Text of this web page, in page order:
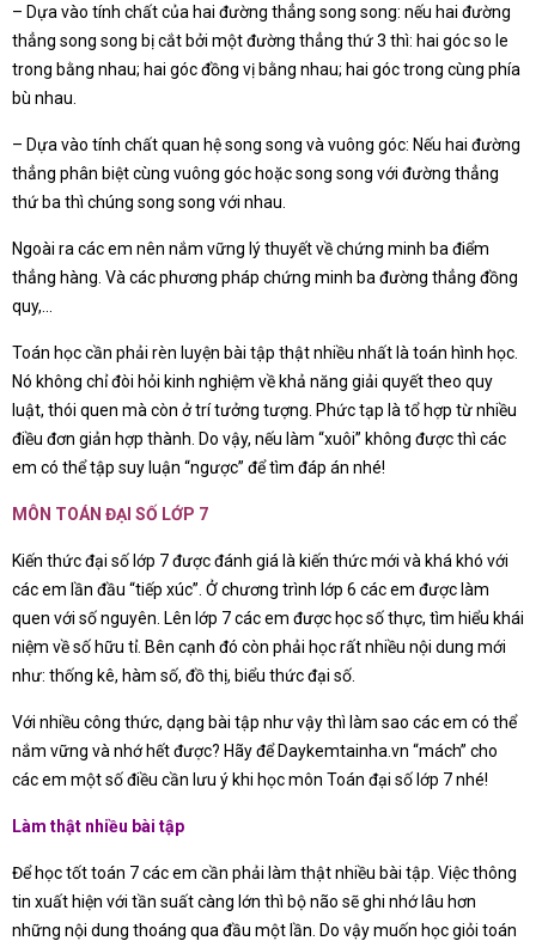
– Dựa vào tính chất của hai đường thẳng song song: nếu hai đường
thẳng song song bị cắt bởi một đường thẳng thứ 3 thì: hai góc so le
trong bằng nhau; hai góc đồng vị bằng nhau; hai góc trong cùng phía
bù nhau.
– Dựa vào tính chất quan hệ song song và vuông góc: Nếu hai đường
thẳng phân biệt cùng vuông góc hoặc song song với đường thẳng
thứ ba thì chúng song song với nhau.
Ngoài ra các em nên nắm vững lý thuyết về chứng minh ba điểm
thẳng hàng. Và các phương pháp chứng minh ba đường thẳng đồng
quy,…
Toán học cần phải rèn luyện bài tập thật nhiều nhất là toán hình học.
Nó không chỉ đòi hỏi kinh nghiệm về khả năng giải quyết theo quy
luật, thói quen mà còn ở trí tưởng tượng. Phức tạp là tổ hợp từ nhiều
điều đơn giản hợp thành. Do vậy, nếu làm “xuôi” không được thì các
em có thể tập suy luận “ngược” để tìm đáp án nhé!
MÔN TOÁN ĐẠI SỐ LỚP 7
Kiến thức đại số lớp 7 được đánh giá là kiến thức mới và khá khó với
các em lần đầu “tiếp xúc”. Ở chương trình lớp 6 các em được làm
quen với số nguyên. Lên lớp 7 các em được học số thực, tìm hiểu khái
niệm về số hữu tỉ. Bên cạnh đó còn phải học rất nhiều nội dung mới
như: thống kê, hàm số, đồ thị, biểu thức đại số.
Với nhiều công thức, dạng bài tập như vậy thì làm sao các em có thể
nắm vững và nhớ hết được? Hãy để Daykemtainha.vn “mách” cho
các em một số điều cần lưu ý khi học môn Toán đại số lớp 7 nhé!
Làm thật nhiều bài tập
Để học tốt toán 7 các em cần phải làm thật nhiều bài tập. Việc thông
tin xuất hiện với tần suất càng lớn thì bộ não sẽ ghi nhớ lâu hơn
những nội dung thoáng qua đầu một lần. Do vậy muốn học giỏi toán